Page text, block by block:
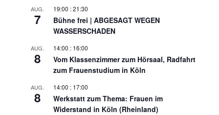
AUG.
7
19:00 :21:30
Bühne frei | ABGESAGT WEGEN
WASSERSCHADEN
AUG.
8
14:00 : 16:00
Vom Klassenzimmer zum Hörsaal, Radfahrt
zum Frauenstudium in Köln
AUG.
8
14:00 : 17:00
Werkstatt zum Thema: Frauen im
Widerstand in Köln (Rheinland)